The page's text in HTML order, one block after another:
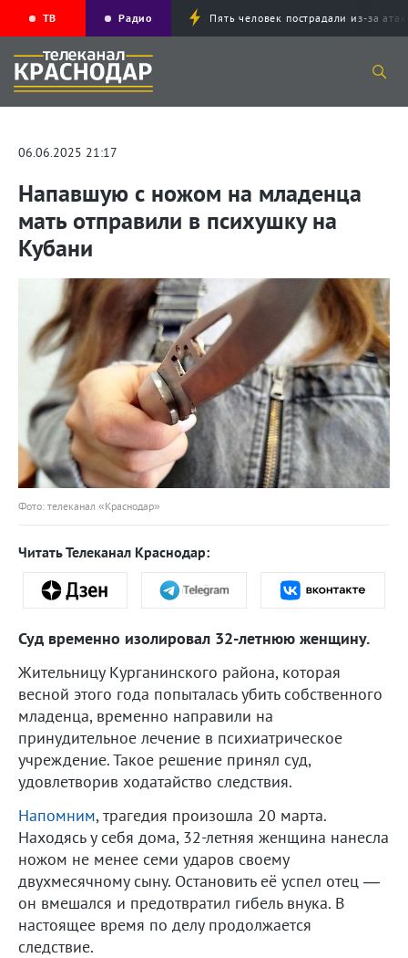
ТВ Радио Пять человек пострадали из-за
06.06.2025 21:17
Напавшую с ножом на младенца
мать отправили в психушку на
Кубани
Фото: телеканал «Краснодар»
Читать Телеканал Краснодар:
Суд временно изолировал 32-летнюю женщину.
Жительницу Курганинского района, которая
весной этого года попыталась убить собственного
младенца, временно направили на
принудительное лечение в психиатрическое
учреждение. Такое решение принял суд,
удовлетворив ходатайство следствия.
Напомним, трагедия произошла 20 марта.
Находясь у себя дома, 32-летняя женщина нанесла
ножом не менее семи ударов своему
двухмесячному сыну. Остановить её успел отец —
он вмешался и предотвратил гибель внука. В
настоящее время по делу продолжается
следствие.